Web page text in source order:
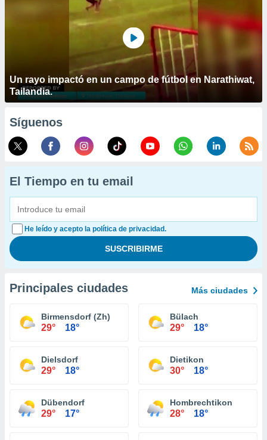
Un rayo impactó en un campo de fútbol en Narathiwat,
Tailandia.
Síguenos
El Tiempo en tu email
He leído y acepto la política de privacidad.
Principales ciudades Más ciudades
Birmensdorf (Zh)
29° 18°
Bülach
29° 18°
Dielsdorf
29° 18°
Dietikon
30° 18°
Dübendorf
29° 17°
Hombrechtikon
28° 18°